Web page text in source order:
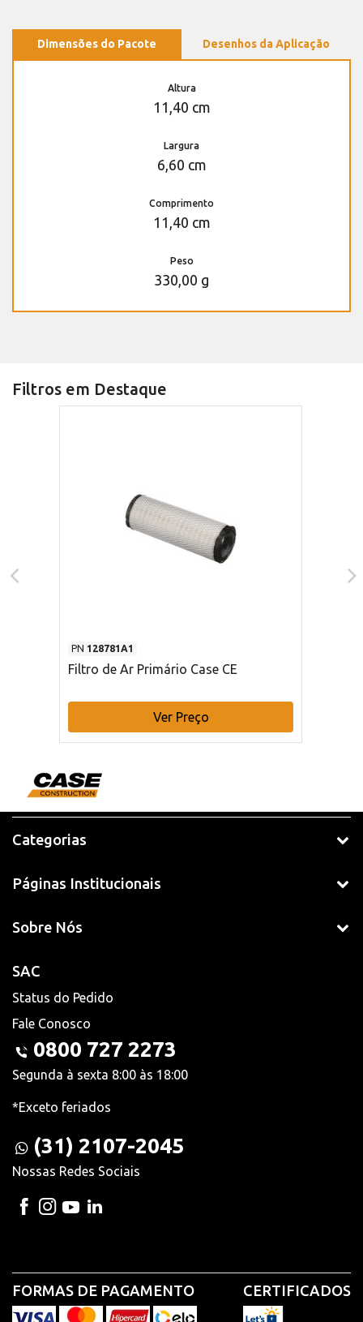
Dimensões do Pacote Desenhos da Aplicação
Altura
11,40 cm
Largura
6,60 cm
Comprimento
11,40 cm
Peso
330,00 g
Filtros em Destaque
PN 128781A1
Filtro de Ar Primário Case CE
Ver Preço
Categorias
Páginas Institucionais
Sobre Nós
SAC
Status do Pedido
Fale Conosco
0800 727 2273
Segunda à sexta 8:00 às 18:00
*Exceto feriados
(31) 2107-2045
Nossas Redes Sociais
FORMAS DE PAGAMENTO CERTIFICADOS